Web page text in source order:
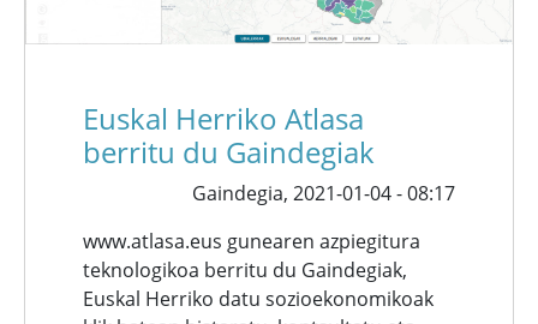
Euskal Herriko Atlasa
berritu du Gaindegiak
Gaindegia, 2021-01-04 - 08:17
www.atlasa.eus gunearen azpiegitura
teknologikoa berritu du Gaindegiak,
Euskal Herriko datu sozioekonomikoak